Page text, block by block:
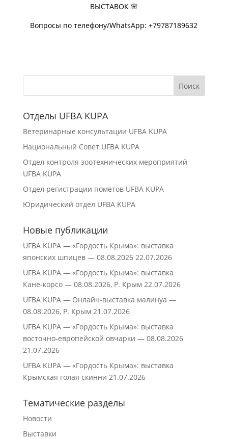
ВЫСТАВОК 🌸
Вопросы по телефону/WhatsApp: +79787189632
Отделы UFBA KUPA
Ветеринарные консультации UFBA KUPA
Национальный Совет UFBA KUPA
Отдел контроля зоотехнических мероприятий
UFBA KUPA
Отдел регистрации помётов UFBA KUPA
Юридический отдел UFBA KUPA
Новые публикации
UFBA KUPA — «Гордость Крыма»: выставка
японских шпицев — 08.08.2026 22.07.2026
UFBA KUPA — «Гордость Крыма»: выставка
Кане‑корсо — 08.08.2026, Р. Крым 22.07.2026
UFBA KUPA — Онлайн-выставка малинуа —
08.08.2026, Р. Крым 21.07.2026
UFBA KUPA — «Гордость Крыма»: выставка
восточно‑европейской овчарки — 08.08.2026
21.07.2026
UFBA KUPA — «Гордость Крыма»: выставка
Крымская голая скинни 21.07.2026
Тематические разделы
Новости
Выставки